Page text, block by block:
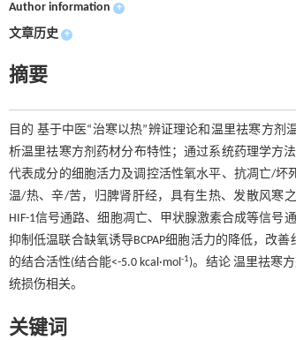
Author information +
文章历史 +
摘要
目的 基于中医“治寒以热”辨证理论和温里祛寒方
析温里祛寒方剂药材分布特性；通过系统药理学方
代表成分的细胞活力及调控活性氧水平、抗凋亡/坏
温/热、辛/苦，归脾肾肝经，具有生热、发散风寒
HIF-1信号通路、细胞凋亡、甲状腺激素合成等信号
抑制低温联合缺氧诱导BCPAP细胞活力的降低，改
的结合活性(结合能<-5.0 kcal·mol-1)。结论 温里祛寒
统损伤相关。
关键词